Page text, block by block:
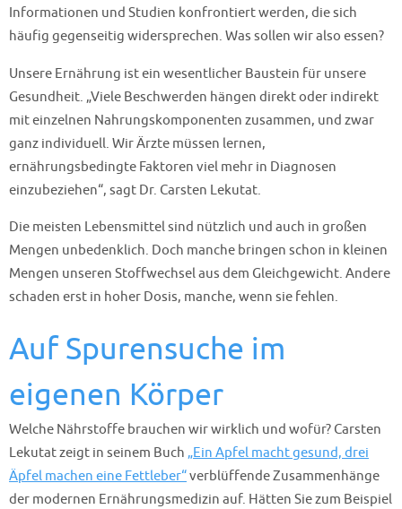
Informationen und Studien konfrontiert werden, die sich
häufig gegenseitig widersprechen. Was sollen wir also essen?
Unsere Ernährung ist ein wesentlicher Baustein für unsere
Gesundheit. „Viele Beschwerden hängen direkt oder indirekt
mit einzelnen Nahrungskomponenten zusammen, und zwar
ganz individuell. Wir Ärzte müssen lernen,
ernährungsbedingte Faktoren viel mehr in Diagnosen
einzubeziehen“, sagt Dr. Carsten Lekutat.
Die meisten Lebensmittel sind nützlich und auch in großen
Mengen unbedenklich. Doch manche bringen schon in kleinen
Mengen unseren Stoffwechsel aus dem Gleichgewicht. Andere
schaden erst in hoher Dosis, manche, wenn sie fehlen.
Auf Spurensuche im
eigenen Körper
Welche Nährstoffe brauchen wir wirklich und wofür? Carsten
Lekutat zeigt in seinem Buch „Ein Apfel macht gesund, drei
Äpfel machen eine Fettleber“verblüffende Zusammenhänge
der modernen Ernährungsmedizin auf. Hätten Sie zum Beispiel